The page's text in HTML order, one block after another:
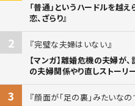
「普通」というハードルを越
恋、ざらり』
2
完璧な夫婦はいない
【マンガ】離婚危機の夫婦が
の夫婦関係やり直しストーリ
3
顔面が「足の裏」みたいな